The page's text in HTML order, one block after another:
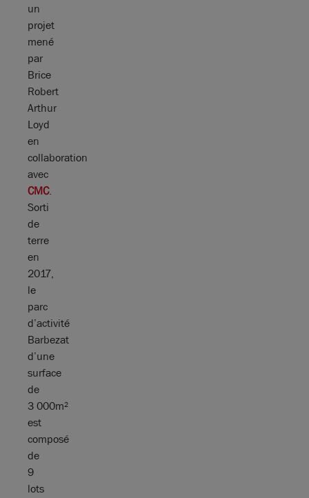
un
projet
mené
par
Brice
Robert
Arthur
Loyd
en
collaboration
avec
CMC.
Sorti
de
terre
en
2017,
le
parc
d’activité
Barbezat
d’une
surface
de
3 000m²
est
composé
de
9
lots